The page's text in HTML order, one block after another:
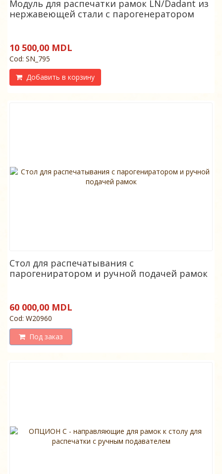
Модуль для распечатки рамок LN/Dadant из
нержавеющей стали с парогенератором
10 500,00 MDL
Cod: SN_795
Добавить в корзину
Стол для распечатывания с
парогениратором и ручной подачей рамок
60 000,00 MDL
Cod: W20960
Под заказ